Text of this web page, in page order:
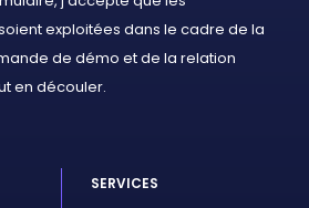
exploitées dans le cadre de la
de démo et de la relation
en découler.
SERVICES